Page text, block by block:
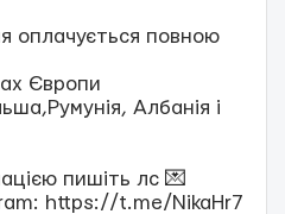
оплачується повною
Європи
Албанія і
пишіть лс 💌
https://t.me/NikaHr7